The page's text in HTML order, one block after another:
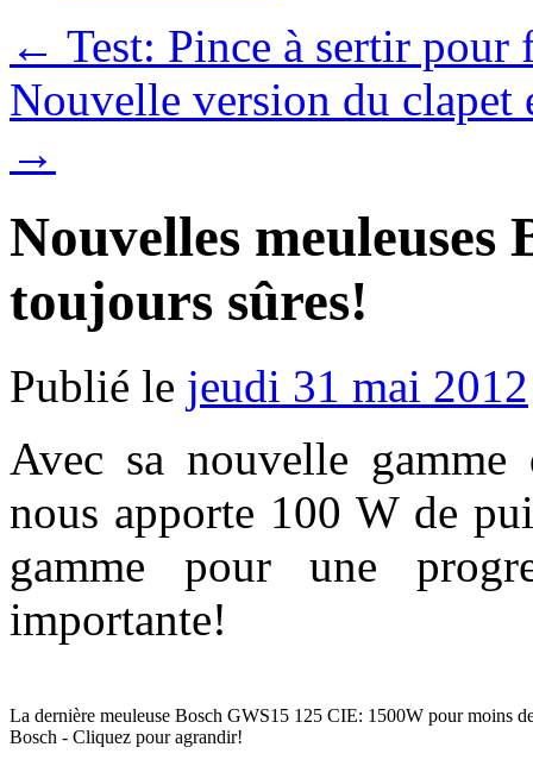
← Test: Pince à sertir
Nouvelle version du
→
Nouvelles meuleuses
toujours sûres!
Publié le jeudi 31 mai 2012
Avec sa nouvelle
nous apporte 100 W de
gamme pour une
importante!
La dernière meuleuse Bosch GWS15 125 CIE: 1500W pour moins
Bosch - Cliquez pour agrandir!